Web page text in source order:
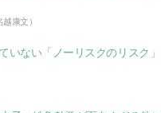
越康文）
いない「ノーリスクのリスク」